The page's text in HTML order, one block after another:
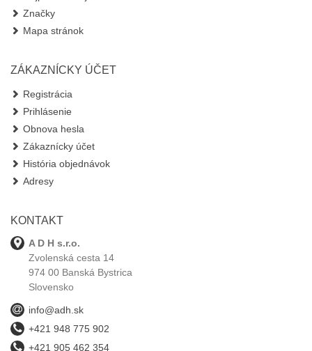
Značky
Mapa stránok
ZÁKAZNÍCKY ÚČET
Registrácia
Prihlásenie
Obnova hesla
Zákaznícky účet
História objednávok
Adresy
KONTAKT
A D H s.r.o.
Zvolenská cesta 14
974 00 Banská Bystrica
Slovensko
info@adh.sk
+421 948 775 902
+421 905 462 354